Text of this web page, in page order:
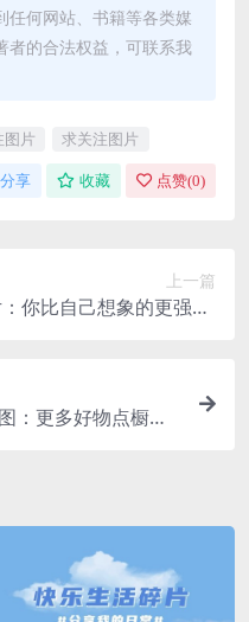
任何网站、书籍等各类媒
者的合法权益，可联系我
图片 求关注图片
分享 收藏 点赞(0)
上一篇
你比自己想象的更强大,
：更多好物点橱